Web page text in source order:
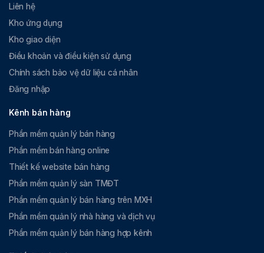
Liên hệ
Kho ứng dụng
Kho giao diện
Điều khoản và điều kiện sử dụng
Chính sách bảo vệ dữ liệu cá nhân
Đăng nhập
Kênh bán hàng
Phần mềm quản lý bán hàng
Phần mềm bán hàng online
Thiết kế website bán hàng
Phần mềm quản lý sàn TMĐT
Phần mềm quản lý bán hàng trên MXH
Phần mềm quản lý nhà hàng và dịch vụ
Phần mềm quản lý bán hàng hợp kênh